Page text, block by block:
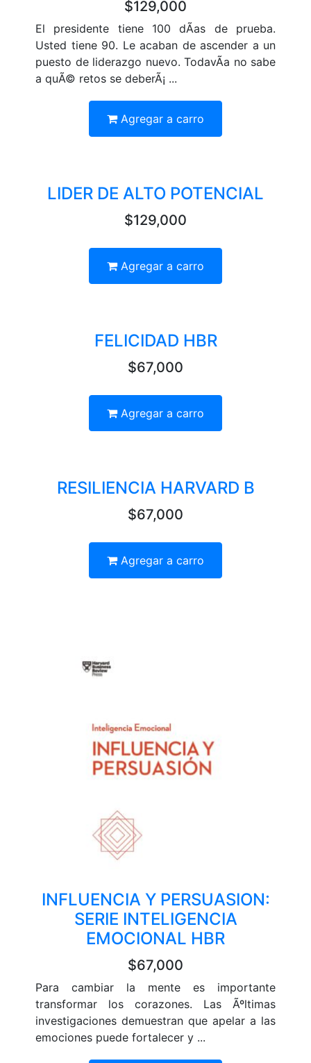
$129,000
El presidente tiene 100 dÃ­as de prueba.
Usted tiene 90. Le acaban de ascender a un
puesto de liderazgo nuevo. TodavÃ­a no sabe
a quÃ© retos se deberÃ¡ ...
Agregar a carro
LIDER DE ALTO POTENCIAL
$129,000
Agregar a carro
FELICIDAD HBR
$67,000
Agregar a carro
RESILIENCIA HARVARD B
$67,000
Agregar a carro
INFLUENCIA Y PERSUASION:
SERIE INTELIGENCIA
EMOCIONAL HBR
$67,000
Para cambiar la mente es importante
transformar los corazones. Las Ãºltimas
investigaciones demuestran que apelar a las
emociones puede fortalecer y ...